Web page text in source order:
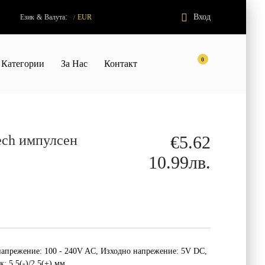
Език & Валута: / EUR Вход
0
Категории За Нас Контакт
импулсен
€5.62
10.99лв.
100 - 240V AC, Изходно напрежение: 5V DC,